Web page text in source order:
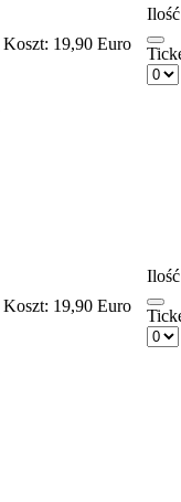
Koszt: 19,90 Euro
Koszt: 19,90 Euro